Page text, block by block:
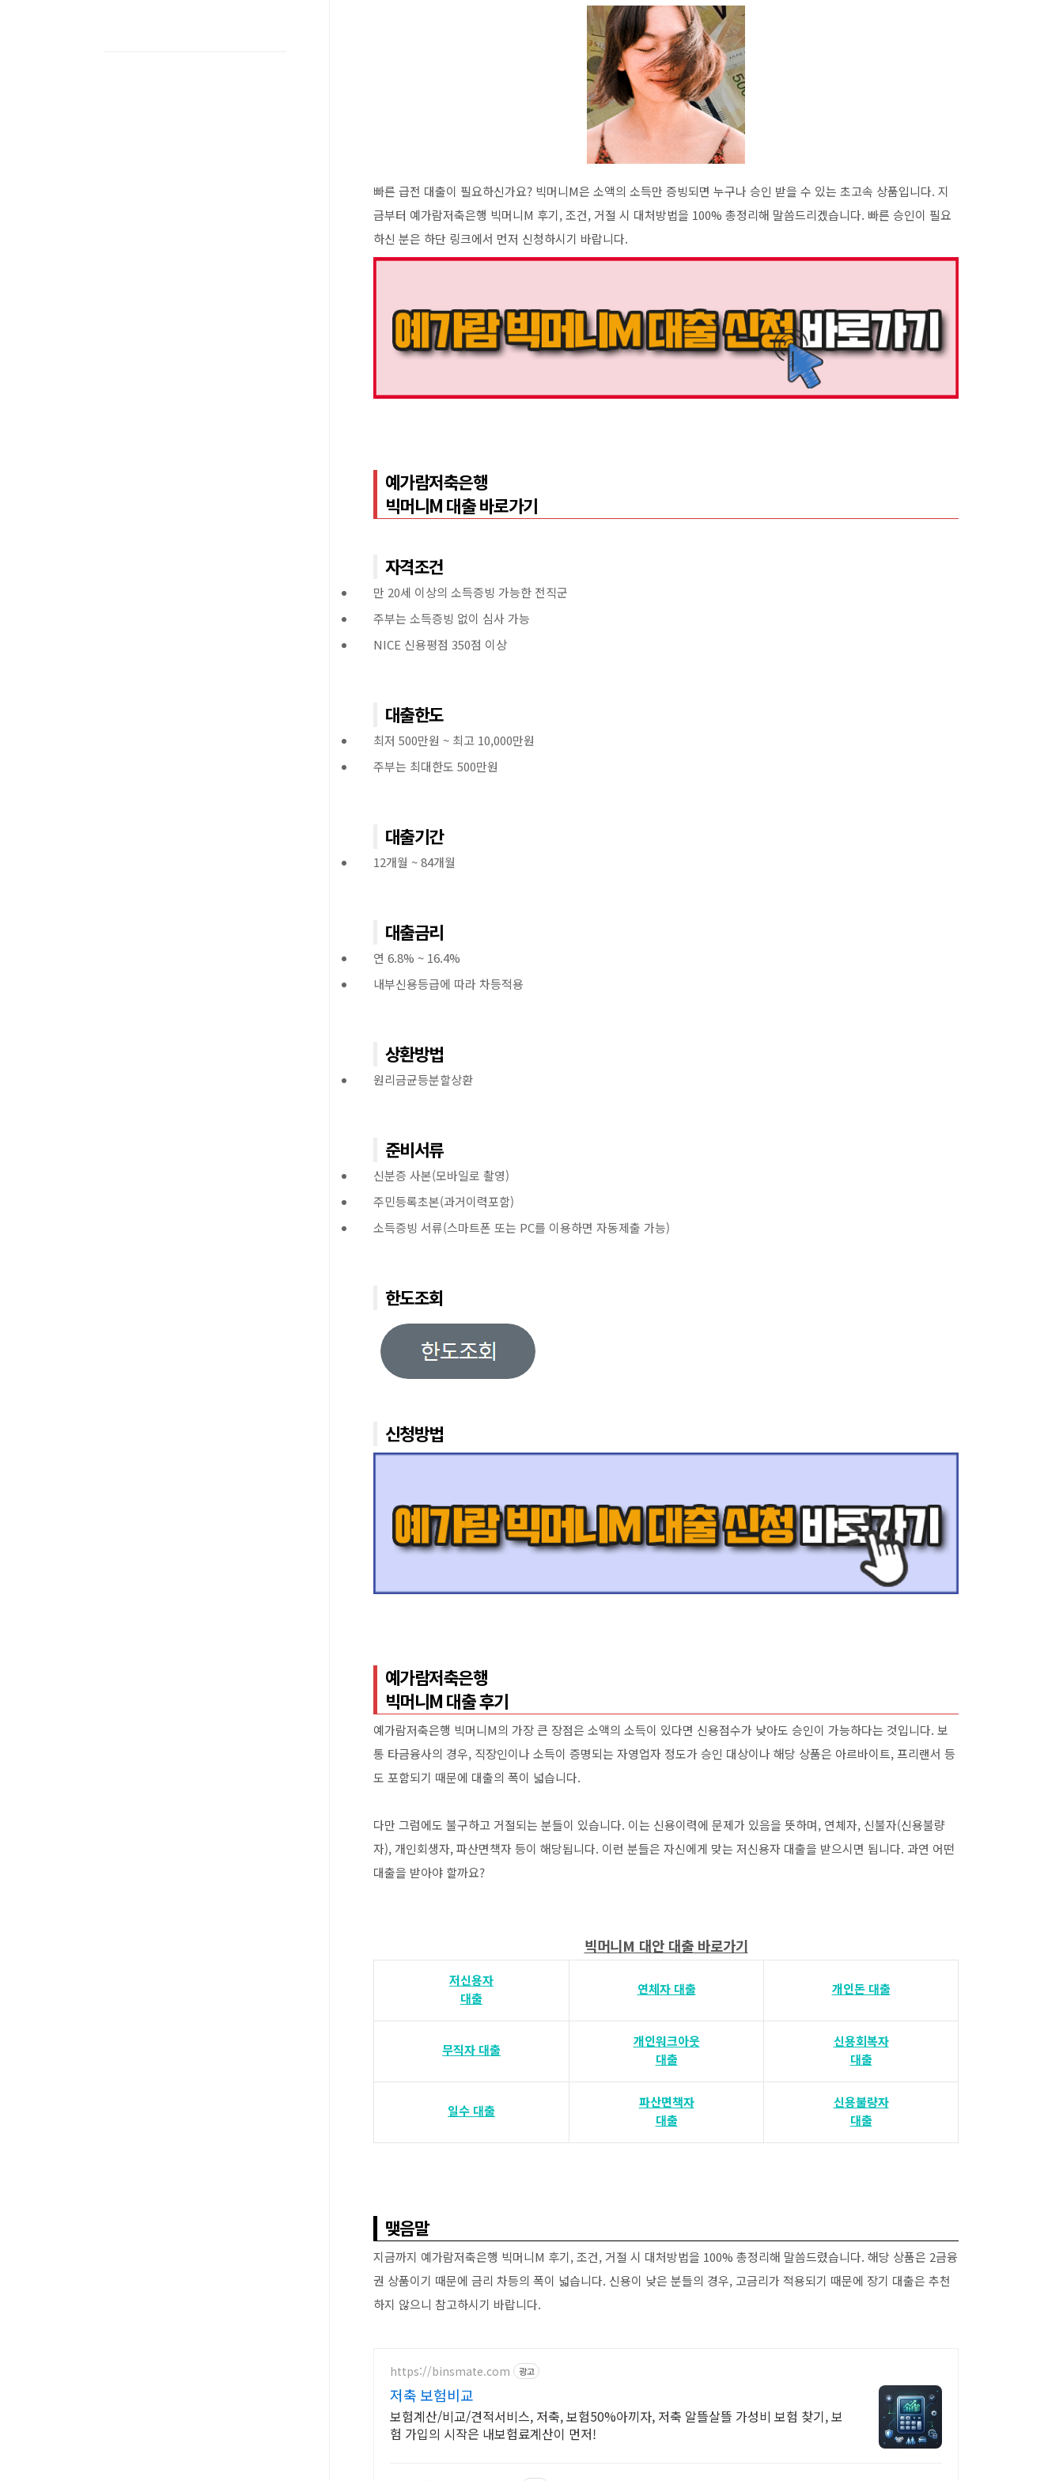
빠른 급전 대출이 필요하신가요? 빅머니M은 소액의 소득만 증빙되면 누구나 승인 받을 수 있는 초고속 상품입니다. 지
금부터 예가람저축은행 빅머니M 후기, 조건, 거절 시 대처방법을 100% 총정리해 말씀드리겠습니다. 빠른 승인이 필요
하신 분은 하단 링크에서 먼저 신청하시기 바랍니다.
예가람저축은행
빅머니M 대출 바로가기
자격조건
만 20세 이상의 소득증빙 가능한 전직군
주부는 소득증빙 없이 심사 가능
NICE 신용평점 350점 이상
대출한도
최저 500만원 ~ 최고 10,000만원
주부는 최대한도 500만원
대출기간
12개월 ~ 84개월
대출금리
연 6.8% ~ 16.4%
내부신용등급에 따라 차등적용
상환방법
원리금균등분할상환
준비서류
신분증 사본(모바일로 촬영)
주민등록초본(과거이력포함)
소득증빙 서류(스마트폰 또는 PC를 이용하면 자동제출 가능)
한도조회
신청방법
예가람저축은행
빅머니M 대출 후기
예가람저축은행 빅머니M의 가장 큰 장점은 소액의 소득이 있다면 신용점수가 낮아도 승인이 가능하다는 것입니다. 보
통 타금융사의 경우, 직장인이나 소득이 증명되는 자영업자 정도가 승인 대상이나 해당 상품은 아르바이트, 프리랜서 등
도 포함되기 때문에 대출의 폭이 넓습니다.
다만 그럼에도 불구하고 거절되는 분들이 있습니다. 이는 신용이력에 문제가 있음을 뜻하며, 연체자, 신불자(신용불량
자), 개인회생자, 파산면책자 등이 해당됩니다. 이런 분들은 자신에게 맞는 저신용자 대출을 받으시면 됩니다. 과연 어떤
대출을 받아야 할까요?
빅머니M 대안 대출 바로가기
저신용자
대출
연체자 대출 개인돈 대출
무직자 대출
개인워크아웃
대출
신용회복자
대출
일수 대출
파산면책자
대출
신용불량자
대출
맺음말
지금까지 예가람저축은행 빅머니M 후기, 조건, 거절 시 대처방법을 100% 총정리해 말씀드렸습니다. 해당 상품은 2금융
권 상품이기 때문에 금리 차등의 폭이 넓습니다. 신용이 낮은 분들의 경우, 고금리가 적용되기 때문에 장기 대출은 추천
하지 않으니 참고하시기 바랍니다.
https://binsmate.com 광고
저축 보험비교
보험계산/비교/견적서비스, 저축, 보험50%아끼자, 저축 알뜰살뜰 가성비 보험 찾기, 보
험 가입의 시작은 내보험료계산이 먼저!